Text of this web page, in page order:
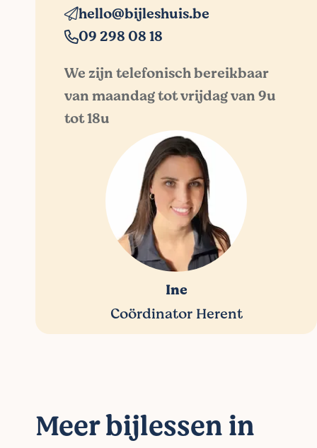
hello@bijleshuis.be
09 298 08 18
We zijn telefonisch bereikbaar
van maandag tot vrijdag van 9u
tot 18u
Ine
Coördinator Herent
Meer bijlessen in